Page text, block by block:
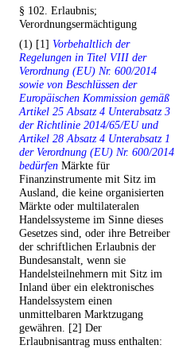
§ 102. Erlaubnis;
Verordnungsermächtigung
(1) [1] Vorbehaltlich der
Regelungen in Titel VIII der
Verordnung (EU) Nr. 600/2014
sowie von Beschlüssen der
Europäischen Kommission gemäß
Artikel 25 Absatz 4 Unterabsatz 3
der Richtlinie 2014/65/EU und
Artikel 28 Absatz 4 Unterabsatz 1
der Verordnung (EU) Nr. 600/2014
bedürfen Märkte für
Finanzinstrumente mit Sitz im
Ausland, die keine organisierten
Märkte oder multilateralen
Handelssysteme im Sinne dieses
Gesetzes sind, oder ihre Betreiber
der schriftlichen Erlaubnis der
Bundesanstalt, wenn sie
Handelsteilnehmern mit Sitz im
Inland über ein elektronisches
Handelssystem einen
unmittelbaren Marktzugang
gewähren. [2] Der
Erlaubnisantrag muss enthalten: